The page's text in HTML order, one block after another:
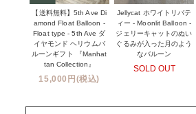
※コンフェッティバルーン -プリント内
プリントサービス
前撮り写真バルーン特集
姉妹店＆関連ショップについて
【送料無料】5th Ave Di
amond Float Balloon -
Float type - 5th Ave ダ
イヤモンド ヘリウムバ
ルーンギフト 『Manhat
tan Collection』
15,000円(税込)
Jellycat ホワイトリバテ
ィー - Moonlit Balloon -
ジェリーキャットのぬい
ぐるみが入った月のよう
なバルーン
SOLD OUT